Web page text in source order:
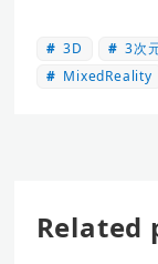
3D 3次
MixedReality
Related